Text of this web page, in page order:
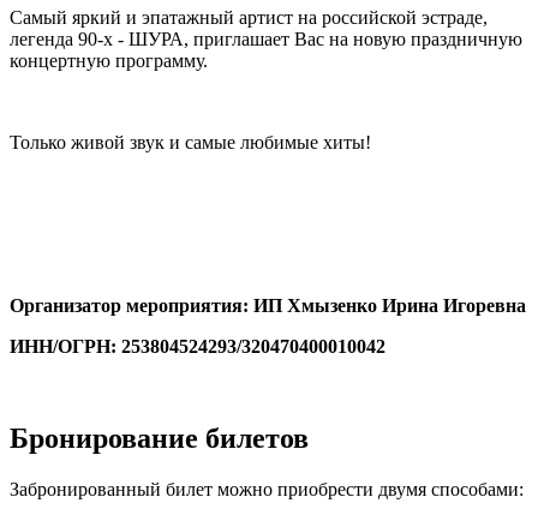
Самый яркий и эпатажный артист на российской эстраде,
легенда 90-х - ШУРА, приглашает Вас на новую праздничную
концертную программу.
Только живой звук и самые любимые хиты!
Организатор мероприятия: ИП Хмызенко Ирина Игоревна
ИНН/ОГРН: 253804524293/320470400010042
Бронирование билетов
Забронированный билет можно приобрести двумя способами: